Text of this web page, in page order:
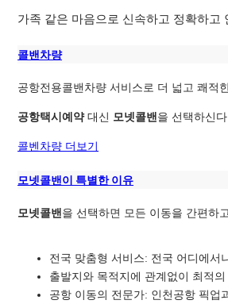
가족 같은 마음으로 신속하고 정확하고
콜밴차량
공항전용콜밴차량 서비스로 더 넓고 쾌적
공항택시예약대신 모넷콜밴 을 선택하신
콜벤차량 더보기
모넷콜밴이 특별한 이유
모넷콜밴 을 선택하면 모든 이동을 간편하
전국 맞춤형 서비스: 전국 어디에서
출발지와 목적지에 관계없이 최적의
공항 이동의 전문가: 인천공항 픽업